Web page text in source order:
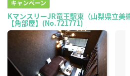
キャンペーン
KマンスリーJR竜王駅東（山梨県立美
【角部屋】(No.721771)